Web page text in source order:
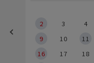
2
3 4
9
10 11
16
17 18